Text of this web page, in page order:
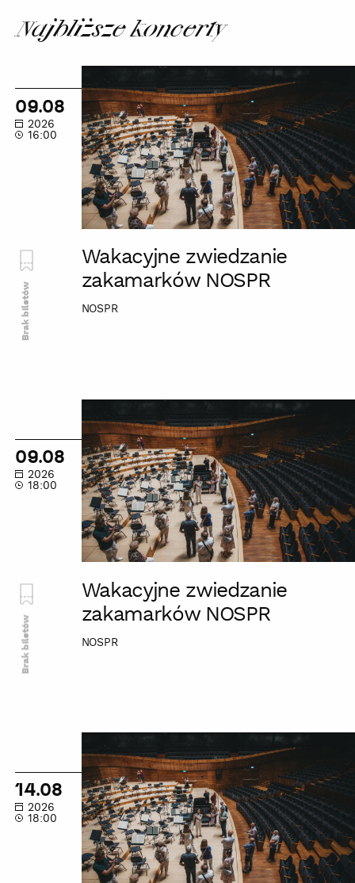
Najbliższe koncerty
zwiedzanie
zakamarków
NOSPR
09.08
2026
16:00
Wakacyjne zwiedzanie
zakamarków NOSPR
NOSPR
Brak biletów
zwiedzanie
zakamarków
NOSPR
09.08
2026
18:00
Wakacyjne zwiedzanie
zakamarków NOSPR
NOSPR
Brak biletów
zwiedzanie
zakamarków
NOSPR
14.08
2026
18:00